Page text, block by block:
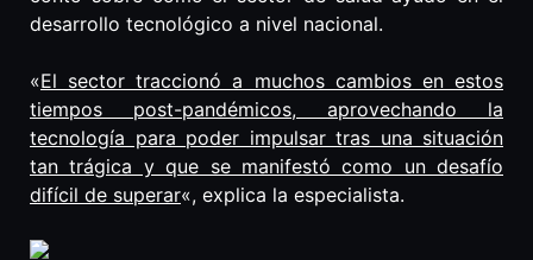
desarrollo tecnológico a nivel nacional.
«El sector traccionó a muchos cambios en estos
tiempos post-pandémicos, aprovechando la
tecnología para poder impulsar tras una situación
tan trágica y que se manifestó como un desafío
difícil de superar«, explica la especialista.